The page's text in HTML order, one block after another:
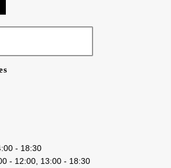
18:30
- 12:00, 13:00 - 18:30